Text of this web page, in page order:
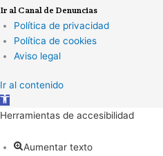
Ir al Canal de Denuncias
Política de privacidad
Política de cookies
Aviso legal
Ir al contenido
Abrir
barra
herramientas
Herramientas de accesibilidad
Aumentar texto